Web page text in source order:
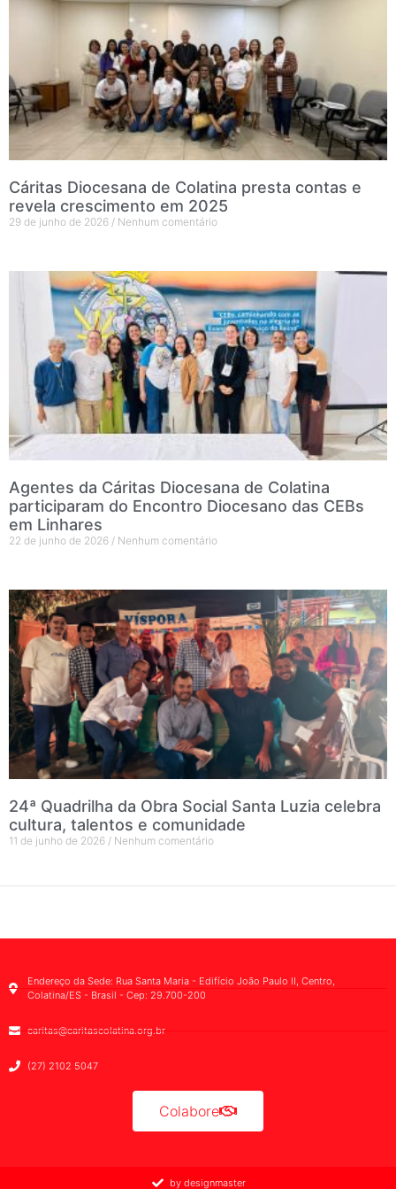
Cáritas Diocesana de Colatina presta contas e
revela crescimento em 2025
29 de junho de 2026 Nenhum comentário
Agentes da Cáritas Diocesana de Colatina
participaram do Encontro Diocesano das CEBs
em Linhares
22 de junho de 2026 Nenhum comentário
24ª Quadrilha da Obra Social Santa Luzia celebra
cultura, talentos e comunidade
11 de junho de 2026 Nenhum comentário
Endereço da Sede: Rua Santa Maria - Edifício João Paulo II, Centro,
Colatina/ES - Brasil - Cep: 29.700-200
caritas@caritascolatina.org.br
(27) 2102 5047
Colabore
by designmaster